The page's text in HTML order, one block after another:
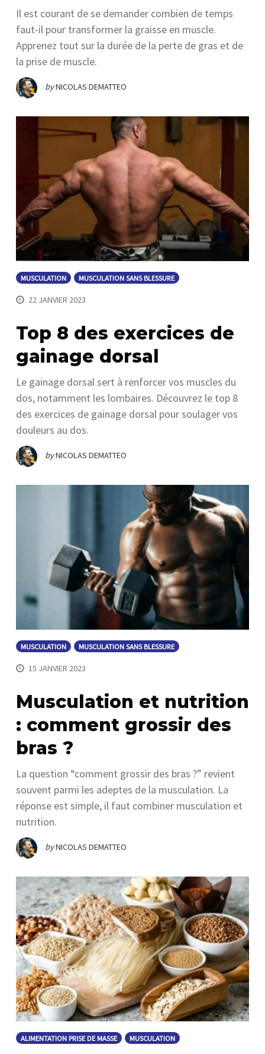
Il est courant de se demander combien de temps
faut-il pour transformer la graisse en muscle.
Apprenez tout sur la durée de la perte de gras et de
la prise de muscle.
byNICOLAS DEMATTEO
MUSCULATION MUSCULATION SANS BLESSURE
22 JANVIER 2023
Top 8 des exercices de
gainage dorsal
Le gainage dorsal sert à renforcer vos muscles du
dos, notamment les lombaires. Découvrez le top 8
des exercices de gainage dorsal pour soulager vos
douleurs au dos.
byNICOLAS DEMATTEO
MUSCULATION MUSCULATION SANS BLESSURE
15 JANVIER 2023
Musculation et nutrition
: comment grossir des
bras ?
La question “comment grossir des bras ?” revient
souvent parmi les adeptes de la musculation. La
réponse est simple, il faut combiner musculation et
nutrition.
byNICOLAS DEMATTEO
ALIMENTATION PRISE DE MASSE MUSCULATION